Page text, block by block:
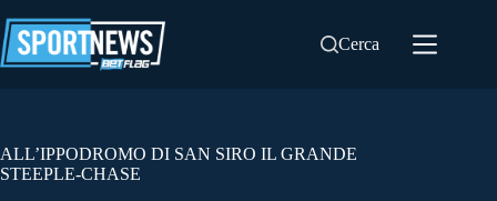
al
contenuto
Cerca
ALL’IPPODROMO DI SAN SIRO IL GRANDE
STEEPLE-CHASE